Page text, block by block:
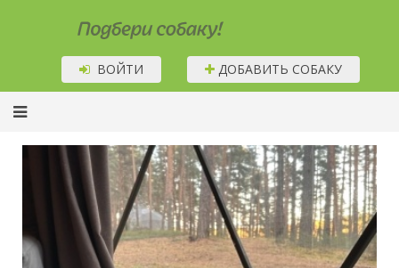
Подбери собаку!
ВОЙТИ ДОБАВИТЬ СОБАКУ